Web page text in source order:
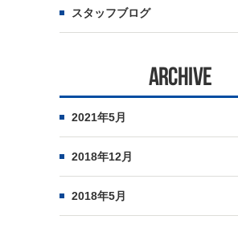
スタッフブログ
ARCHIVE
2021年5月
2018年12月
2018年5月